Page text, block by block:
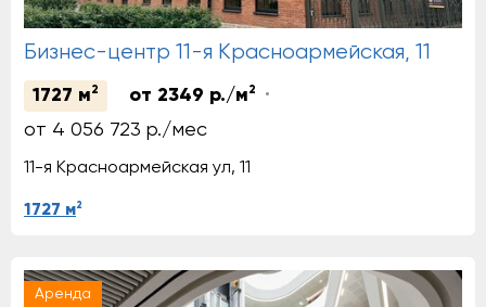
Бизнес-центр 11-я Красноармейская, 11
1727 м 2 от 2349 р./м 2
от 4 056 723 р./мес
11-я Красноармейская ул, 11
1727 м2
Аренда